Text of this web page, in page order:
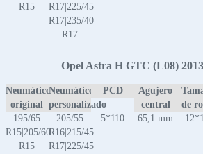
R15
R17|225/45
R17|235/40
R17
Opel Astra H GTC (L08)
Neumático
original
Neumático
personalizado
PCD
Agujero
central
de
195/65
R15|205/60
R15
205/55
R16|215/45
R17|225/45
5*110 65,1 mm